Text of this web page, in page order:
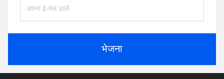
भेजना